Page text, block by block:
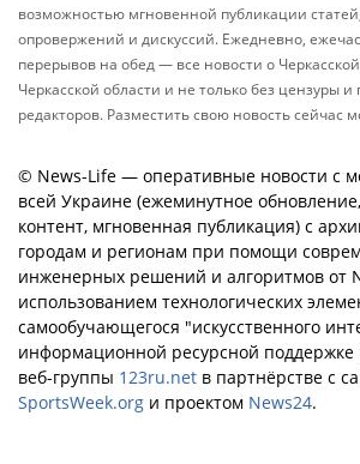
возможностью мгновенной публикации
опровержений и дискуссий. Ежедневно,
перерывов на обед — все новости о
Черкасской области и не только без цензуры и
редакторов. Разместить свою новость сейчас
© News-Life — оперативные новости с
всей Украине (ежеминутное
контент, мгновенная публикация) с
городам и регионам при помощи
инженерных решений и алгоритмов от
использованием технологических
самообучающегося "искусственного
информационной ресурсной
веб-группы 123ru.net в партнёрстве с
SportsWeek.org и проектом News24.